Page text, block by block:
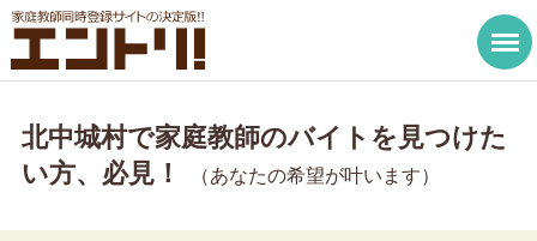
北中城村で家庭教師のバイトを見つけた
い方、必見！
（あなたの希望が叶います）